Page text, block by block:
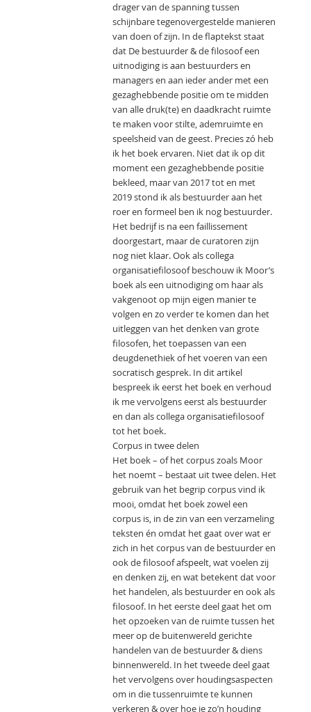
drager van de spanning tussen
schijnbare tegenovergestelde manieren
van doen of zijn. In de flaptekst staat
dat De bestuurder & de filosoof een
uitnodiging is aan bestuurders en
managers en aan ieder ander met een
gezaghebbende positie om te midden
van alle druk(te) en daadkracht ruimte
te maken voor stilte, ademruimte en
speelsheid van de geest. Precies zó heb
ik het boek ervaren. Niet dat ik op dit
moment een gezaghebbende positie
bekleed, maar van 2017 tot en met
2019 stond ik als bestuurder aan het
roer en formeel ben ik nog bestuurder.
Het bedrijf is na een faillissement
doorgestart, maar de curatoren zijn
nog niet klaar. Ook als collega
organisatiefilosoof beschouw ik Moor’s
boek als een uitnodiging om haar als
vakgenoot op mijn eigen manier te
volgen en zo verder te komen dan het
uitleggen van het denken van grote
filosofen, het toepassen van een
deugdenethiek of het voeren van een
socratisch gesprek. In dit artikel
bespreek ik eerst het boek en verhoud
ik me vervolgens eerst als bestuurder
en dan als collega organisatiefilosoof
tot het boek.
Corpus in twee delen
Het boek – of het corpus zoals Moor
het noemt – bestaat uit twee delen. Het
gebruik van het begrip corpus vind ik
mooi, omdat het boek zowel een
corpus is, in de zin van een verzameling
teksten én omdat het gaat over wat er
zich in het corpus van de bestuurder en
ook de filosoof afspeelt, wat voelen zij
en denken zij, en wat betekent dat voor
het handelen, als bestuurder en ook als
filosoof. In het eerste deel gaat het om
het opzoeken van de ruimte tussen het
meer op de buitenwereld gerichte
handelen van de bestuurder & diens
binnenwereld. In het tweede deel gaat
het vervolgens over houdingsaspecten
om in die tussenruimte te kunnen
verkeren & over hoe je zo’n houding